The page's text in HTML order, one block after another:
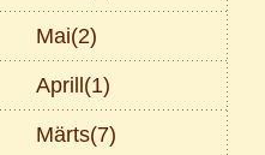
Mai(2)
Aprill(1)
Märts(7)